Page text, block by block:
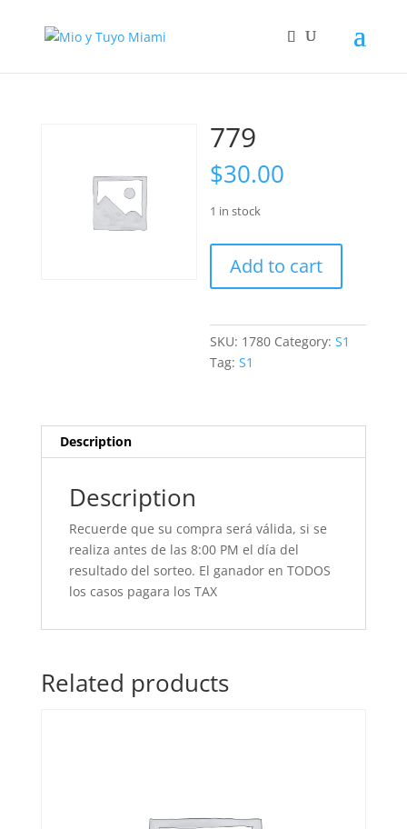
779
$30.00
1 in stock
quantity
Add to cart
SKU: 1780 Category:S1
Tag:S1
Description
Description
Recuerde que su compra será válida, si se
realiza antes de las 8:00 PM el día del
resultado del sorteo. El ganador en TODOS
los casos pagara los TAX
Related products